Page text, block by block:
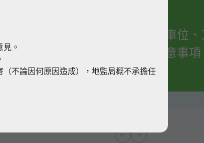
有關車位
的注意事項
。
不論因何原因造成），地監局概不承擔任